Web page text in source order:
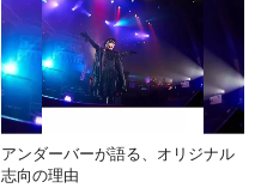
アンダーバーが語る、オリジナル
志向の理由